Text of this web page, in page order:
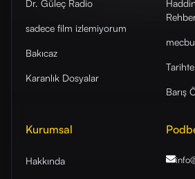
Dr. Güleç Radio
sadece film izlemiyorum
Bakıcaz
Karanlık Dosyalar
Barış
Kurumsal
Hakkında